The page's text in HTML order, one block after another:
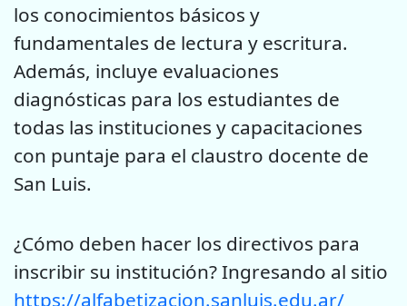
los conocimientos básicos y
fundamentales de lectura y escritura.
Además, incluye evaluaciones
diagnósticas para los estudiantes de
todas las instituciones y capacitaciones
con puntaje para el claustro docente de
San Luis.
¿Cómo deben hacer los directivos para
inscribir su institución? Ingresando al sitio
https://alfabetizacion.sanluis.edu.ar/